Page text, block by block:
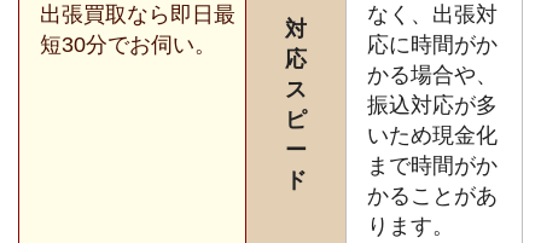
出張買取なら即日最
短30分でお伺い。
対
応
ス
ピ
ー
ド
なく、出張対
応に時間がか
かる場合や、
振込対応が多
いため現金化
まで時間がか
かることがあ
ります。